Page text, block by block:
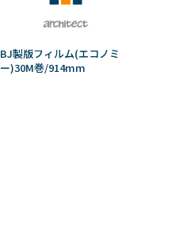
BJ製版フィルム(エコノミ
ー)30M巻/914mm